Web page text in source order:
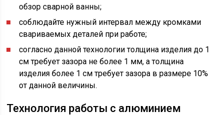
обзор сварной ванны;
соблюдайте нужный интервал между кромками
свариваемых деталей при работе;
согласно данной технологии толщина изделия до 1
см требует зазора не более 1 мм, а толщина
изделия более 1 см требует зазора в размере 10%
от данной величины.
Технология работы с алюминием